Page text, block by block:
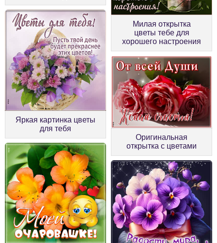
Милая открытка
цветы тебе для
хорошего настроения
Яркая картинка цветы
для тебя
Оригинальная
открытка с цветами